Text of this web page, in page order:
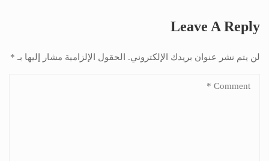
Leave A Reply
لن يتم نشر عنوان بريدك الإلكتروني. الحقول الإلزامية مشار إليها بـ *